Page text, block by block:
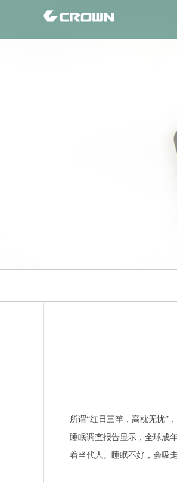
所谓“红日三竿，高枕无忧”
睡眠调查报告显示，全球成
着当代人。睡眠不好，会吸